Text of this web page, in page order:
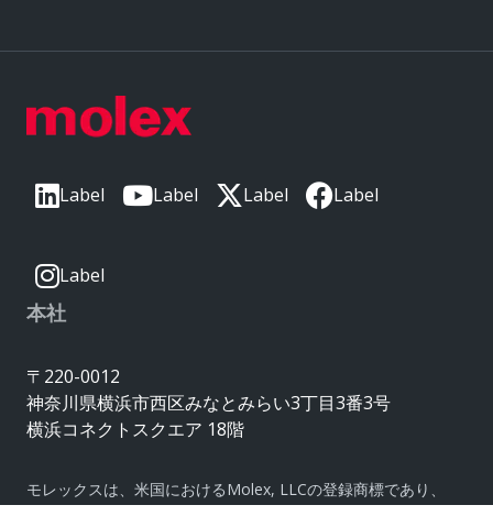
Label Label Label Label
Label
本社
〒220-0012
神奈川県横浜市西区みなとみらい3丁目3番3号
横浜コネクトスクエア 18階
モレックスは、米国におけるMolex, LLCの登録商標であり、
その他の国でも登録されている場合があります。